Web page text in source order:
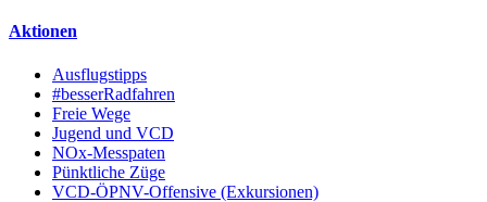
Aktionen
Ausflugstipps
#besserRadfahren
Freie Wege
Jugend und VCD
NOx-Messpaten
Pünktliche Züge
VCD-ÖPNV-Offensive (Exkursionen)